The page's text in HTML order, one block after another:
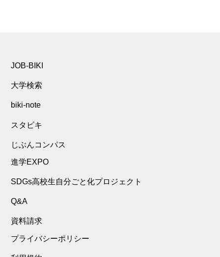
JOB-BIKI
大学検索
biki-note
スタビキ
じぶんコンパス
進学EXPO
SDGs高校生自分ごと化プロジェクト
Q&A
資料請求
プライバシーポリシー